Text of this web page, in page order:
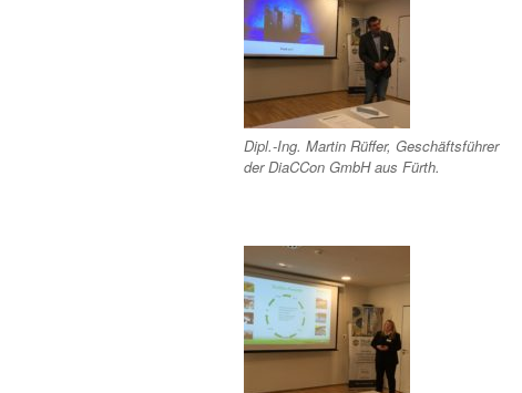
Dipl.-Ing. Martin Rüffer, Geschäftsführer
der DiaCCon GmbH aus Fürth.